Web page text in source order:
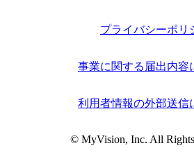
プライバシーポリ
事業に関する届出内容
利用者情報の外部送信
© MyVision, Inc. All Rights